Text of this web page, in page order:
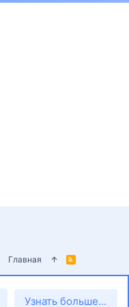
Главная
R
S
Узнать больше...